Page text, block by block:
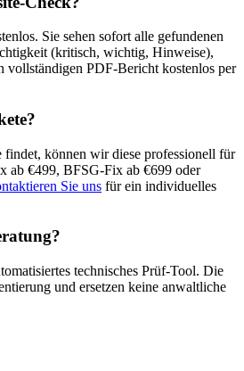
Sie sehen sofort alle gefundenen
(kritisch, wichtig, Hinweise),
vollständigen PDF-Bericht kostenlos per
findet, können wir diese professionell für
ab €499, BFSG-Fix ab €699 oder
Sie uns für ein individuelles
technisches Prüf-Tool. Die
und ersetzen keine anwaltliche